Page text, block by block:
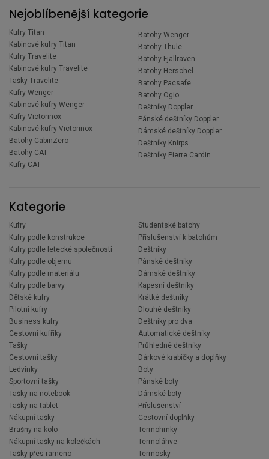
Nejoblíbenější kategorie
Kufry Titan
Kabinové kufry Titan
Kufry Travelite
Kabinové kufry Travelite
Tašky Travelite
Kufry Wenger
Kabinové kufry Wenger
Kufry Victorinox
Kabinové kufry Victorinox
Batohy CabinZero
Batohy CAT
Kufry CAT
Batohy Wenger
Batohy Thule
Batohy Fjallraven
Batohy Herschel
Batohy Pacsafe
Batohy Ogio
Deštníky Doppler
Pánské deštníky Doppler
Dámské deštníky Doppler
Deštníky Knirps
Deštníky Pierre Cardin
Kategorie
Kufry
Kufry podle konstrukce
Kufry podle letecké společnosti
Kufry podle objemu
Kufry podle materiálu
Kufry podle barvy
Dětské kufry
Pilotní kufry
Business kufry
Cestovní kufříky
Tašky
Cestovní tašky
Ledvinky
Sportovní tašky
Tašky na notebook
Tašky na tablet
Nákupní tašky
Brašny na kolo
Nákupní tašky na kolečkách
Tašky přes rameno
Studentské batohy
Příslušenství k batohům
Deštníky
Pánské deštníky
Dámské deštníky
Kapesní deštníky
Krátké deštníky
Dlouhé deštníky
Deštníky pro dva
Automatické deštníky
Průhledné deštníky
Dárkové krabičky a doplňky
Boty
Pánské boty
Dámské boty
Příslušenství
Cestovní doplňky
Termohrnky
Termoláhve
Termosky